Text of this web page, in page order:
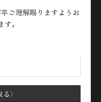
ご理解賜りますようお
。
る